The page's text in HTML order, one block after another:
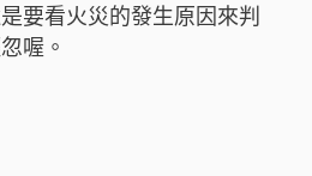
要看火災的發生原因來判
喔。